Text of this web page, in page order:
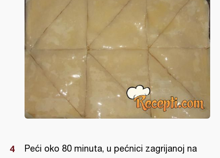
Peći oko 80 minuta, u pećnici zagrijanoj na